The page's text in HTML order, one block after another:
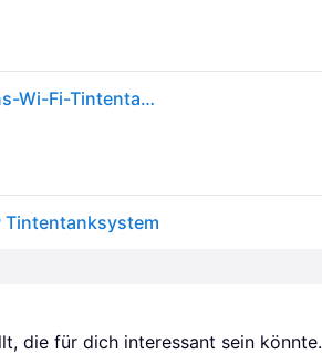
Epson EcoTank ET-5800 DIN-A4-Multifunktions-Wi-Fi-Tintentankdrucker mit Fax
Tintentanksystem
die für dich interessant sein könnte.